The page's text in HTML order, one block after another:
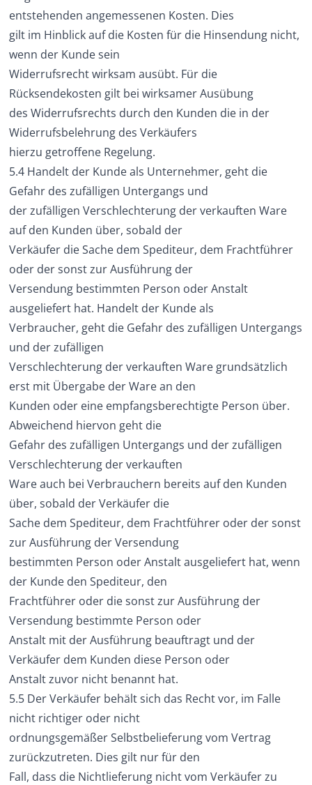
entstehenden angemessenen Kosten. Dies
gilt im Hinblick auf die Kosten für die Hinsendung nicht,
wenn der Kunde sein
Widerrufsrecht wirksam ausübt. Für die
Rücksendekosten gilt bei wirksamer Ausübung
des Widerrufsrechts durch den Kunden die in der
Widerrufsbelehrung des Verkäufers
hierzu getroffene Regelung.
5.4 Handelt der Kunde als Unternehmer, geht die
Gefahr des zufälligen Untergangs und
der zufälligen Verschlechterung der verkauften Ware
auf den Kunden über, sobald der
Verkäufer die Sache dem Spediteur, dem Frachtführer
oder der sonst zur Ausführung der
Versendung bestimmten Person oder Anstalt
ausgeliefert hat. Handelt der Kunde als
Verbraucher, geht die Gefahr des zufälligen Untergangs
und der zufälligen
Verschlechterung der verkauften Ware grundsätzlich
erst mit Übergabe der Ware an den
Kunden oder eine empfangsberechtigte Person über.
Abweichend hiervon geht die
Gefahr des zufälligen Untergangs und der zufälligen
Verschlechterung der verkauften
Ware auch bei Verbrauchern bereits auf den Kunden
über, sobald der Verkäufer die
Sache dem Spediteur, dem Frachtführer oder der sonst
zur Ausführung der Versendung
bestimmten Person oder Anstalt ausgeliefert hat, wenn
der Kunde den Spediteur, den
Frachtführer oder die sonst zur Ausführung der
Versendung bestimmte Person oder
Anstalt mit der Ausführung beauftragt und der
Verkäufer dem Kunden diese Person oder
Anstalt zuvor nicht benannt hat.
5.5 Der Verkäufer behält sich das Recht vor, im Falle
nicht richtiger oder nicht
ordnungsgemäßer Selbstbelieferung vom Vertrag
zurückzutreten. Dies gilt nur für den
Fall, dass die Nichtlieferung nicht vom Verkäufer zu